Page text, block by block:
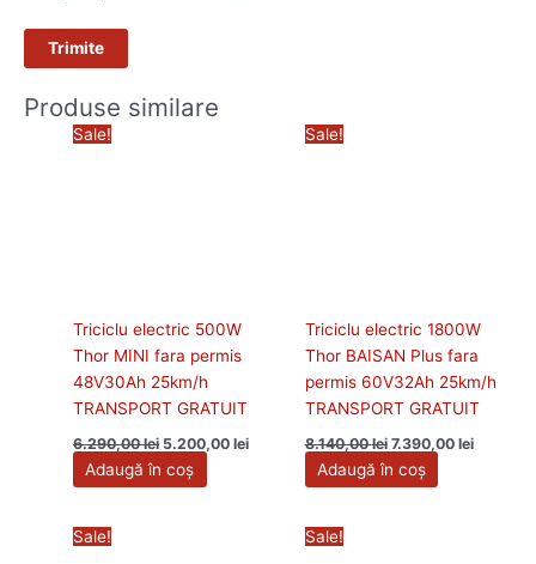
Produse similare
Sale!
Triciclu electric 500W
Thor MINI fara permis
48V30Ah 25km/h
TRANSPORT GRATUIT
6.290,00lei 5.200,00lei
Adaugă în coș
Sale!
Triciclu electric 1800W
Thor BAISAN Plus fara
permis 60V32Ah 25km/h
TRANSPORT GRATUIT
8.140,00lei 7.390,00 lei
Adaugă în coș
Sale! Sale!